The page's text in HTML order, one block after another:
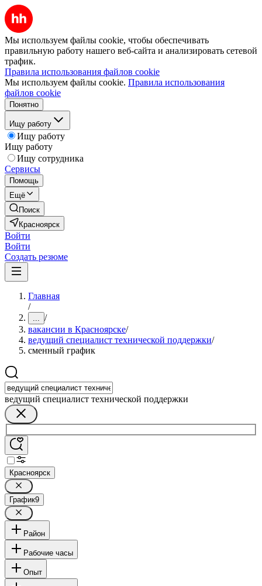
Мы используем файлы cookie, чтобы обеспечивать
правильную работу нашего веб-сайта и анализировать сетевой
трафик.
Правила использования файлов cookie
Мы используем файлы cookie. Правила использования
файлов cookie
Понятно
Ищу работу
Ищу работу
Ищу работу
Ищу сотрудника
Сервисы
Помощь
Ещё
Поиск
Красноярск
Войти
Войти
Создать резюме
Главная
/
... /
вакансии в Красноярске/
ведущий специалист технической поддержки/
сменный график
ведущий специалист технической поддержки
Красноярск
График9
Район
Рабочие часы
Опыт